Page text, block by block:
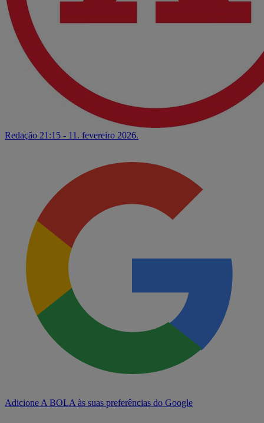
Redação 21:15 - 11. fevereiro 2026.
Adicione A BOLA às suas preferências do Google